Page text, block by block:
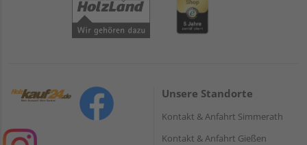
Unsere Standorte
Kontakt & Anfahrt Simmerath
Kontakt & Anfahrt Gießen